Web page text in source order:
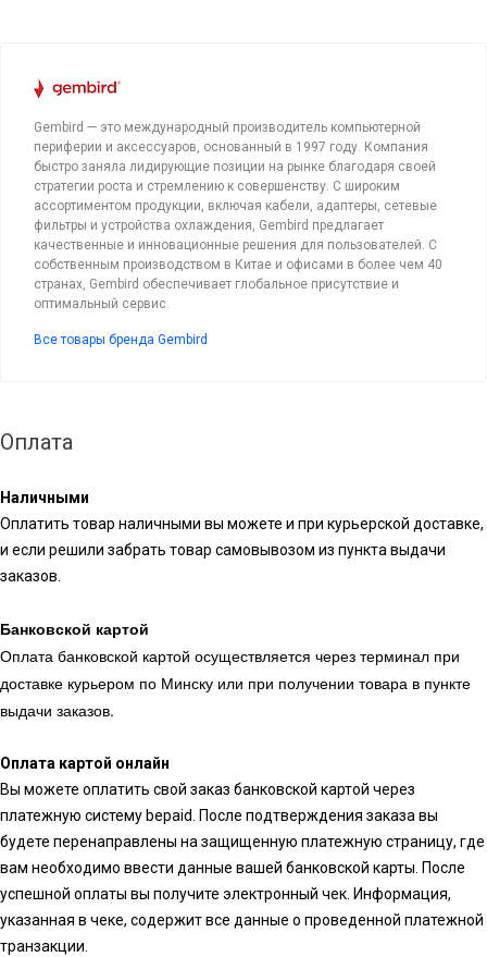
Gembird — это международный производитель компьютерной
периферии и аксессуаров, основанный в 1997 году. Компания
быстро заняла лидирующие позиции на рынке благодаря своей
стратегии роста и стремлению к совершенству. С широким
ассортиментом продукции, включая кабели, адаптеры, сетевые
фильтры и устройства охлаждения, Gembird предлагает
качественные и инновационные решения для пользователей. С
собственным производством в Китае и офисами в более чем 40
странах, Gembird обеспечивает глобальное присутствие и
оптимальный сервис.
Все товары бренда Gembird
Оплата
Наличными
Оплатить товар наличными вы можете и при курьерской доставке,
и если решили забрать товар самовывозом из пункта выдачи
заказов.
Банковской картой
Оплата банковской картой осуществляется через терминал при
доставке курьером по Минску или при получении товара в пункте
выдачи заказов.
Оплата картой онлайн
Вы можете оплатить свой заказ банковской картой через
платежную систему bepaid. После подтверждения заказа вы
будете перенаправлены на защищенную платежную страницу, где
вам необходимо ввести данные вашей банковской карты. После
успешной оплаты вы получите электронный чек. Информация,
указанная в чеке, содержит все данные о проведенной платежной
транзакции.